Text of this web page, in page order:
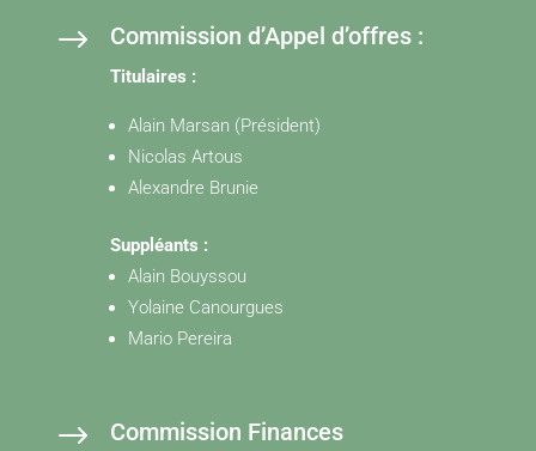
$ Commission d’Appel d’offres :
Titulaires :
Alain Marsan (Président)
Nicolas Artous
Alexandre Brunie
Suppléants :
Alain Bouyssou
Yolaine Canourgues
Mario Pereira
$ Commission Finances